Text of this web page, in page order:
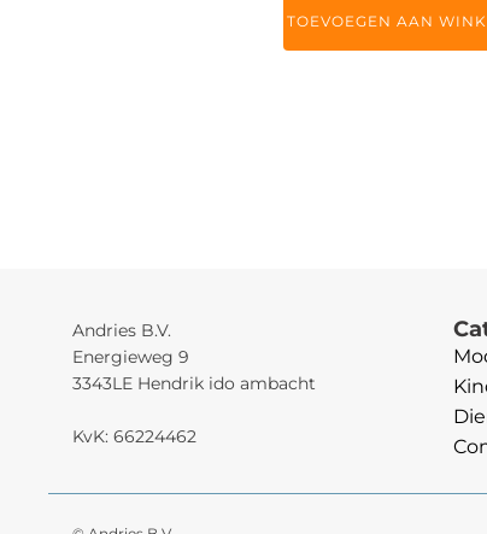
TOEVOEGEN AAN
Andries B.V.
Energieweg 9
3343LE Hendrik ido ambacht
KvK: 66224462